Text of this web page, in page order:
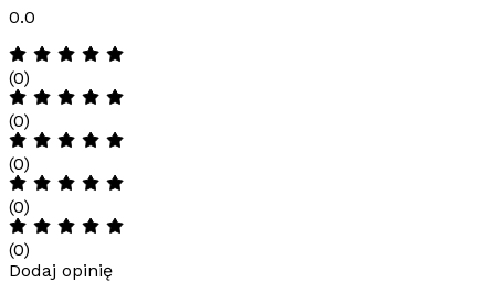
0.0
(0)
(0)
(0)
(0)
(0)
Dodaj opinię